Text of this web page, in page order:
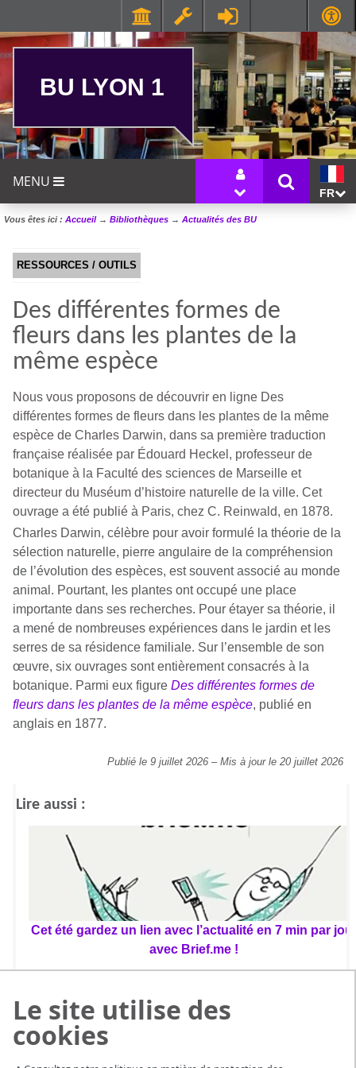
Le site utilise des
cookies
BU LYON 1
MENU
FR
Vous êtes ici : Accueil→ Bibliothèques → Actualités des BU
RESSOURCES / OUTILS
Des différentes formes de
fleurs dans les plantes de la
même espèce
Nous vous proposons de découvrir en ligne Des
différentes formes de fleurs dans les plantes de la même
espèce de Charles Darwin, dans sa première traduction
française réalisée par Édouard Heckel, professeur de
botanique à la Faculté des sciences de Marseille et
directeur du Muséum d’histoire naturelle de la ville. Cet
ouvrage a été publié à Paris, chez C. Reinwald, en 1878.
Charles Darwin, célèbre pour avoir formulé la théorie de la
sélection naturelle, pierre angulaire de la compréhension
de l’évolution des espèces, est souvent associé au monde
animal. Pourtant, les plantes ont occupé une place
importante dans ses recherches. Pour étayer sa théorie, il
a mené de nombreuses expériences dans le jardin et les
serres de sa résidence familiale. Sur l’ensemble de son
œuvre, six ouvrages sont entièrement consacrés à la
botanique. Parmi eux figure Des différentes formes de
fleurs dans les plantes de la même espèce, publié en
anglais en 1877.
Publié le 9 juillet 2026 – Mis à jour le 20 juillet 2026
Lire aussi :
Cet été gardez un lien avec l’actualité en 7 min par
avec Brief.me !